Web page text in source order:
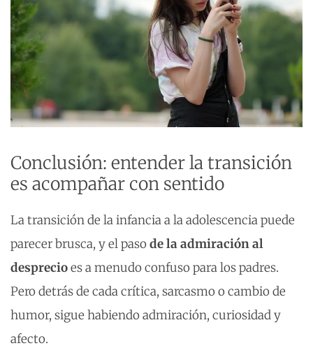
Conclusión: entender la transición
es acompañar con sentido
La transición de la infancia a la adolescencia puede
parecer brusca, y el pasode la admiración al
desprecioes a menudo confuso para los padres.
Pero detrás de cada crítica, sarcasmo o cambio de
humor, sigue habiendo admiración, curiosidad y
afecto.